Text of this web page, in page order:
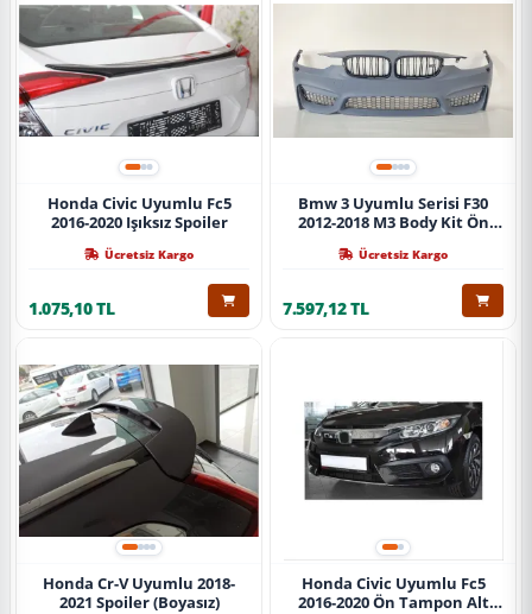
Honda Civic Uyumlu Fc5
2016-2020 Işıksız Spoiler
Ücretsiz Kargo
1.075,10 TL
Bmw 3 Uyumlu Serisi F30
2012-2018 M3 Body Kit Ön
Ücretsiz Kargo
7.597,12 TL
Honda Cr-V Uyumlu 2018-
2021 Spoiler (Boyasız)
Honda Civic Uyumlu Fc5
2016-2020 Ön Tampon Alt